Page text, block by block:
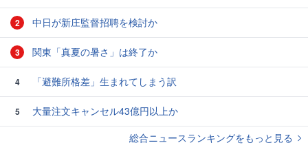
2 中日が新庄監督招聘を検討か
3 関東「真夏の暑さ」は終了か
4 「避難所格差」生まれてしまう訳
5
大量注文キャンセル43億円以上か
総合ニュースランキングをもっと見る